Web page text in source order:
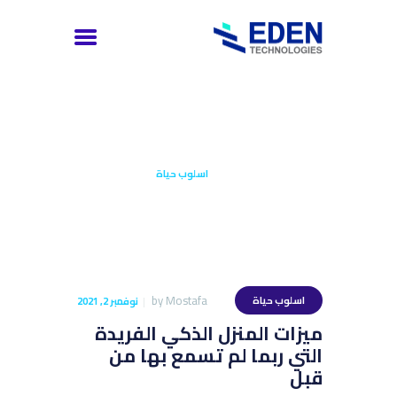
اسلوب حياة
اسلوب حياة نوفمبر 2, 2021 byMostafa
ميزات المنزل الذكي الفريدة
التي ربما لم تسمع بها من
قبل